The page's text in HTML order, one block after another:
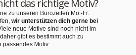
das richtige Motiv?
zu unseren Bürozeiten Mo.-Fr.
wir unterstützen dich gerne bei
neue Motive sind noch nicht im
gibt es bestimmt auch zu
passendes Motiv.